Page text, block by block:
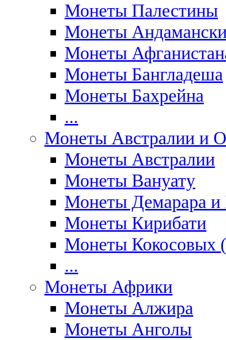
Монеты Палестины
Монеты
Монеты
Монеты Бангладеша
Монеты Бахрейна
...
Монеты Австралии и
Монеты Австралии
Монеты Вануату
Монеты Демарара и
Монеты Кирибати
Монеты Кокосовых
...
Монеты Африки
Монеты Алжира
Монеты Анголы